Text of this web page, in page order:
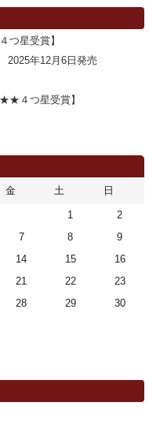
星受賞】
年12月6日発売
４つ星受賞】
金 土 日
1
2
7 8
9
14 15
16
21 22
23
28 29
30